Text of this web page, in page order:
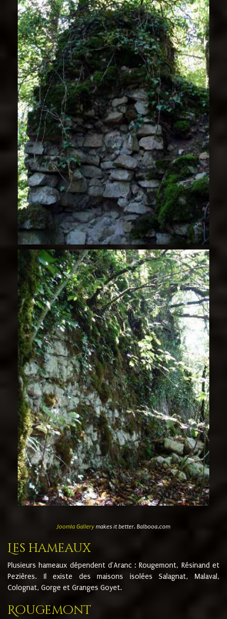
Joomla Gallerymakes it better. Balbooa.com
Les hameaux
Plusieurs hameaux dépendent d'Aranc : Rougemont, Résinand et
Pezières. Il existe des maisons isolées Salagnat, Malaval,
Colognat, Gorge et Granges Goyet.
Rougemont